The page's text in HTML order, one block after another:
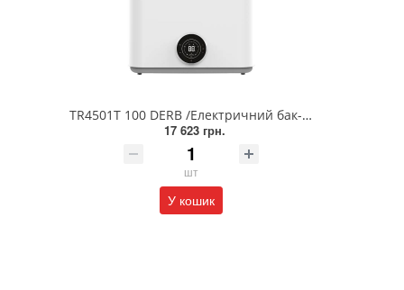
TR4501T 100 DERB /Електричний бак-накопичувач Tronic 4500 T
17 623 грн.
шт
У кошик